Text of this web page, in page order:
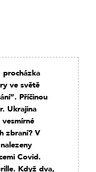
ve světě
Příčinou
Ukrajina
zbraní? V
Covid.
Když dva,